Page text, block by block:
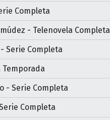
Completa
- Telenovela Completa
Serie Completa
Temporada
- Serie Completa
Completa